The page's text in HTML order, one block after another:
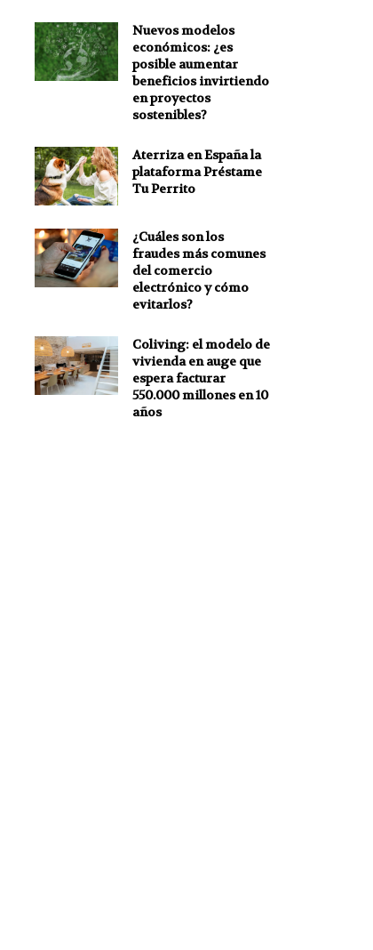
Nuevos modelos
económicos: ¿es
posible aumentar
beneficios invirtiendo
en proyectos
sostenibles?
Aterriza en España la
plataforma Préstame
Tu Perrito
¿Cuáles son los
fraudes más comunes
del comercio
electrónico y cómo
evitarlos?
Coliving: el modelo de
vivienda en auge que
espera facturar
550.000 millones en 10
años